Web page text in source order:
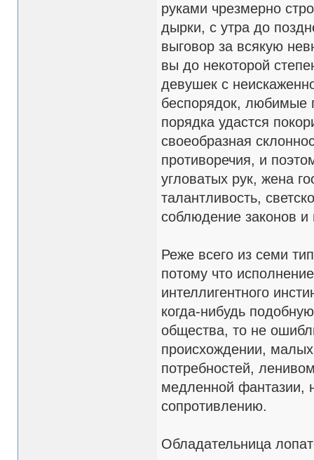
руками чрезмерно
дырки, с утра до
выговор за всякую
вы до некоторой
девушек с
беспорядок, любимые
порядка удастся
своеобразная
противоречия, и
угловатых рук, жена
талантливость,
соблюдение законов и
Реже всего из семи
потому что
интеллигентного
когда-нибудь
общества, то не
происхождении,
потребностей,
медленной фантазии,
сопротивлению.
Обладательница